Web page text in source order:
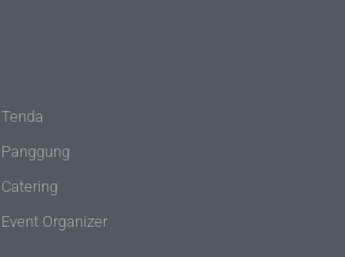
Tenda
Panggung
Catering
Event Organizer